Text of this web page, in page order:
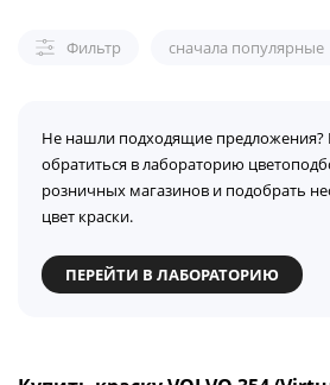
Фильтр сначала популярные
Не нашли подходящие
обратиться в лабораторию
розничных магазинов и подобрать
цвет краски.
ПЕРЕЙТИ В ЛАБОРАТОРИЮ